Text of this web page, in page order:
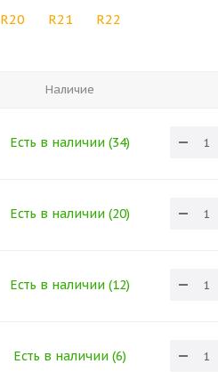
R20 R21 R22
Наличие
Есть в наличии (34)
Есть в наличии (20)
Есть в наличии (12)
Есть в наличии (6)